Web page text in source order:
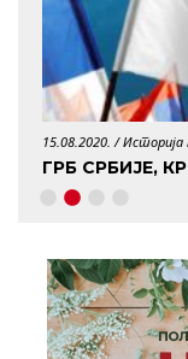
15.08.2020. /Историја
ГРБ СРБИЈЕ,